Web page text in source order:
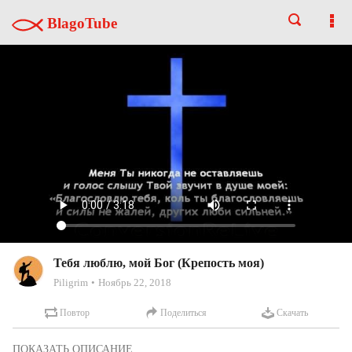
BlagoTube
Тебя люблю, мой Бог (Крепость моя)
Piligrim Ноябрь 22, 2018
Повтор Поделиться Скачать
Текст песни: